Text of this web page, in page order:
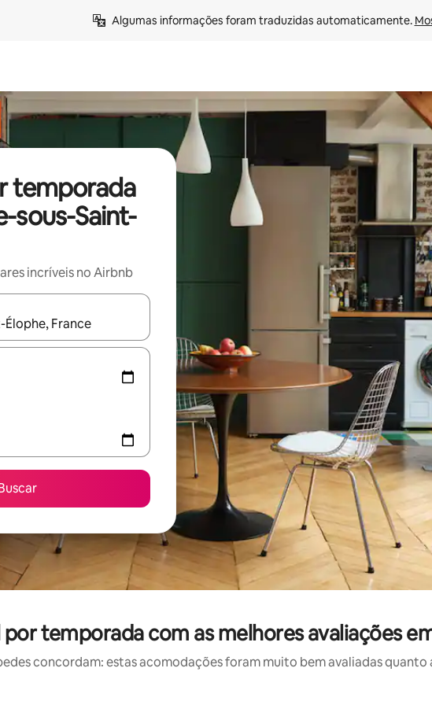
Algumas informações foram traduzidas automaticamente.
temporada
sous-Saint-
incríveis no Airbnb
disponíveis, explore-os usando as seta para cima e para baixo do teclado
temporada com as melhores avaliações
concordam: estas acomodações foram muito bem avaliadas